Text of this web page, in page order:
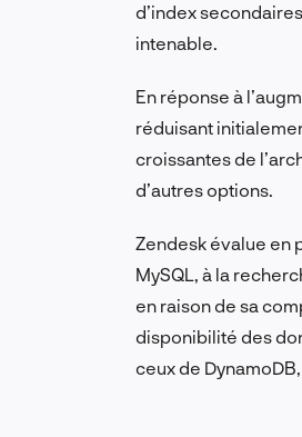
d’index
intenable.
En réponse à
réduisant
croissantes de
d’autres options.
Zendesk évalue en
MySQL, à la
en raison de sa
disponibilité des
ceux de